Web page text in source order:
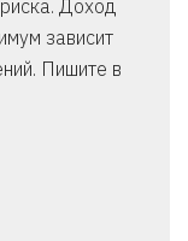
Доход
зависит
Пишите в